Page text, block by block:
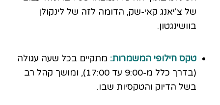
של צ'יאנג קאי-שק, הדומה לזה של לינקולן
בוושינגטון.
טקס חילופי המשמרות: מתקיים בכל שעה עגולה
(בדרך כלל מ-9:00 עד 17:00), ומושך קהל רב
בשל הדיוק והטקסיות שבו.